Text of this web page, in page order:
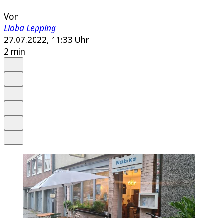
Von
Lioba Lepping
27.07.2022, 11:33 Uhr
2 min